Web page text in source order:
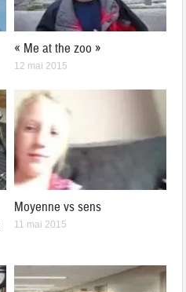
« Me at the zoo »
12 mai 2015
Moyenne vs sens
11 mai 2015